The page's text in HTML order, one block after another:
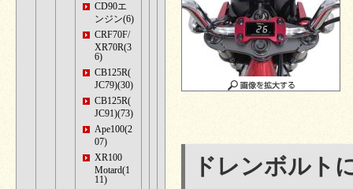
CD90エ
ンジン(6)
CRF70F/
XR70R(3
6)
CB125R(
JC79)(30)
CB125R(
JC91)(73)
Ape100(2
07)
XR100
Motard(1
11)
ドレンボルト